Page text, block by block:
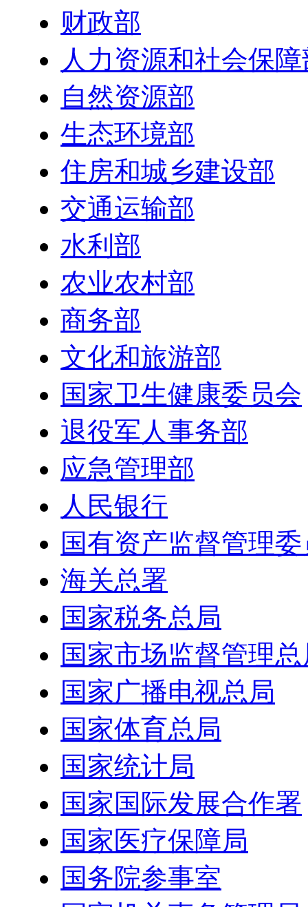
财政部
人力资源和社会保
自然资源部
生态环境部
住房和城乡建设部
交通运输部
水利部
农业农村部
商务部
文化和旅游部
国家卫生健康委员会
退役军人事务部
应急管理部
人民银行
国有资产监督管理
海关总署
国家税务总局
国家市场监督管理
国家广播电视总局
国家体育总局
国家统计局
国家国际发展合作署
国家医疗保障局
国务院参事室